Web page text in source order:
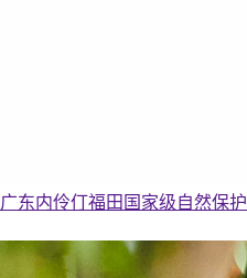
广东内伶仃福田国家级自然保